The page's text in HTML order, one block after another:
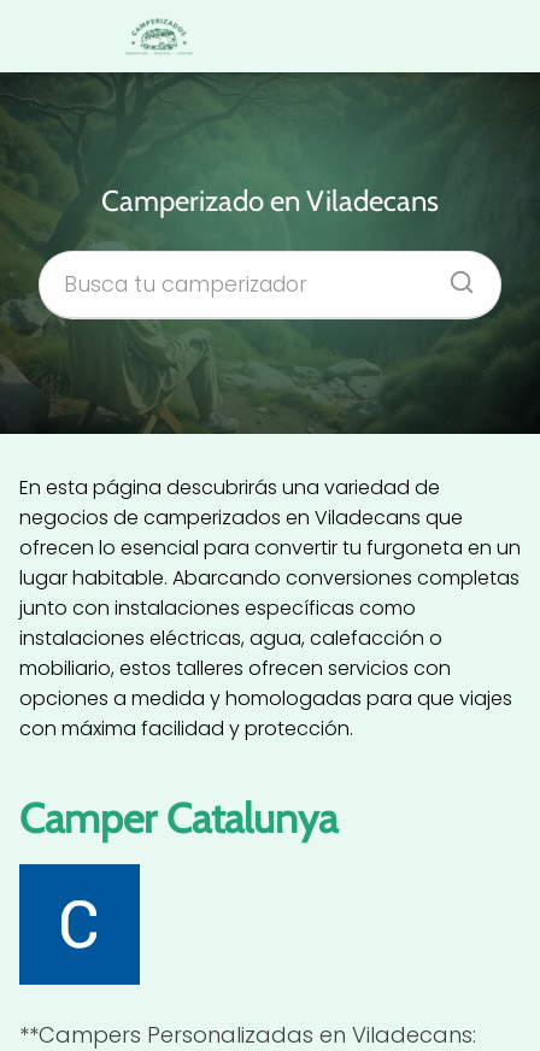
Camperizado en Viladecans
En esta página descubrirás una variedad de
negocios de camperizados en Viladecans que
ofrecen lo esencial para convertir tu furgoneta en un
lugar habitable. Abarcando conversiones completas
junto con instalaciones específicas como
instalaciones eléctricas, agua, calefacción o
mobiliario, estos talleres ofrecen servicios con
opciones a medida y homologadas para que viajes
con máxima facilidad y protección.
Camper Catalunya
**Campers Personalizadas en Viladecans: